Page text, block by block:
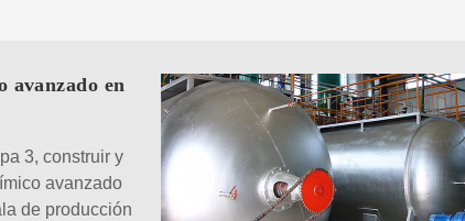
avanzado en
3, construir y
avanzado
de producción